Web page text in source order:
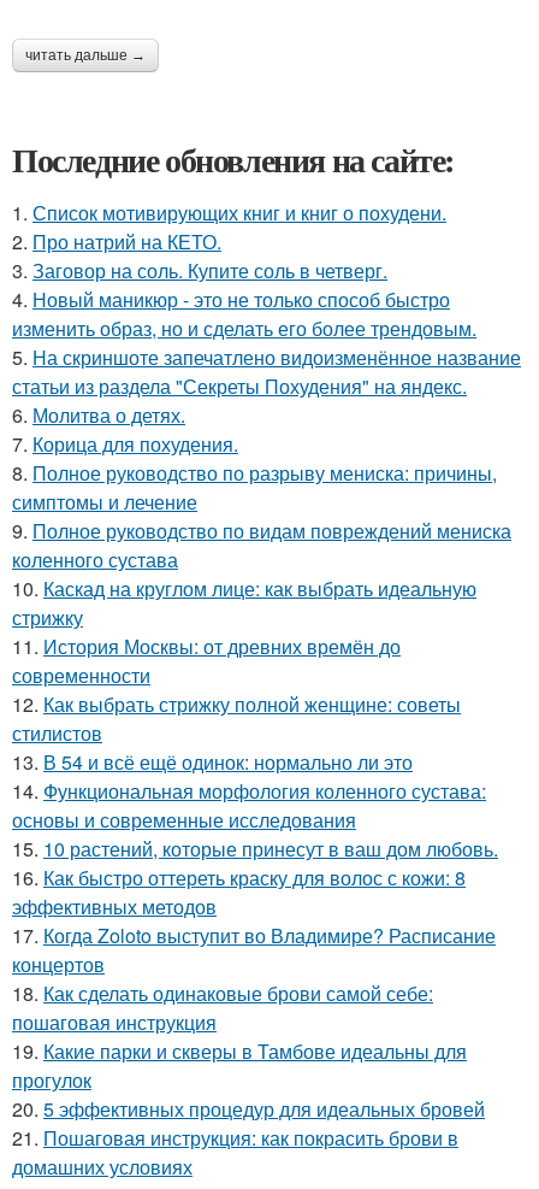
читать дальше →
Последние обновления на сайте:
1. Список мотивирующих книг и книг о похудени.
2. Про натрий на КЕТО.
3. Заговор на соль. Купите соль в четверг.
4. Новый маникюр - это не только способ быстро
изменить образ, но и сделать его более трендовым.
5. На скриншоте запечатлено видоизменённое название
статьи из раздела "Секреты Похудения" на яндекс.
6. Молитва о детях.
7. Корица для похудения.
8. Полное руководство по разрыву мениска: причины,
симптомы и лечение
9. Полное руководство по видам повреждений мениска
коленного сустава
10. Каскад на круглом лице: как выбрать идеальную
стрижку
11. История Москвы: от древних времён до
современности
12. Как выбрать стрижку полной женщине: советы
стилистов
13. В 54 и всё ещё одинок: нормально ли это
14. Функциональная морфология коленного сустава:
основы и современные исследования
15. 10 растений, которые принесут в ваш дом любовь.
16. Как быстро оттереть краску для волос с кожи: 8
эффективных методов
17. Когда Zoloto выступит во Владимире? Расписание
концертов
18. Как сделать одинаковые брови самой себе:
пошаговая инструкция
19. Какие парки и скверы в Тамбове идеальны для
прогулок
20. 5 эффективных процедур для идеальных бровей
21. Пошаговая инструкция: как покрасить брови в
домашних условиях